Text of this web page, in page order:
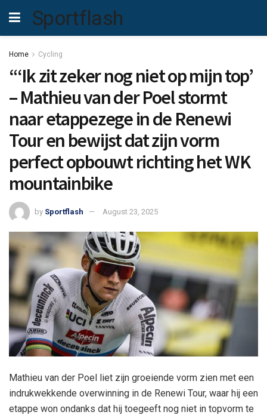
Sportflash
Home Cycling
“‘Ik zit zeker nog niet op mijn top’
– Mathieu van der Poel stormt
naar etappezege in de Renewi
Tour en bewijst dat zijn vorm
perfect opbouwt richting het WK
mountainbike
by Sportflash August 23, 2025
Mathieu van der Poel liet zijn groeiende vorm zien met een
indrukwekkende overwinning in de Renewi Tour, waar hij een
etappe won ondanks dat hij toegeeft nog niet in topvorm te